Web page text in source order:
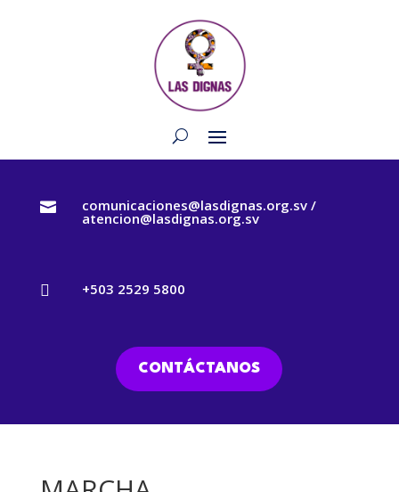
 comunicaciones@lasdignas.org.sv /
atencion@lasdignas.org.sv
 +503 2529 5800
CONTÁCTANOS